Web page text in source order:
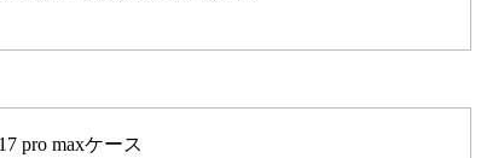
pro maxケース